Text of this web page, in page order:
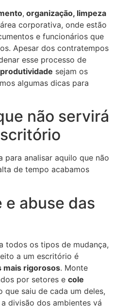
, organização, limpeza
corporativa, onde estão
e funcionários que
Apesar dos contratempos
esse processo de
sejam os
algumas dicas para
não servirá
para analisar aquilo que não
de tempo acabamos
e abuse das
todos os tipos de mudança,
a um escritório é
mais rigorosos. Monte
por setores e cole
que saiu de cada um deles,
divisão dos ambientes vá